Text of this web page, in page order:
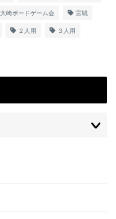
大崎ボードゲーム会 宮城
２人用 ３人用